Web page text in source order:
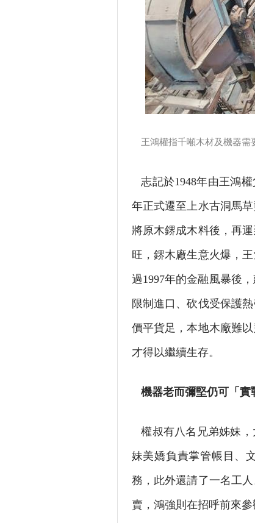
王鴻權指千噸木材及機器需
志記於1948年由王鴻
年正式遷至上水古洞馬
將原木鎅成木料後，再
旺，鎅木廠生意火爆，
過1997年的金融風暴後
限制進口、砍伐受保護
價平貨足，本地木廠難
才得以繼續生存。
機器老而彌堅仍可「實
權叔有八名兄弟姊妹，
妹美嬌負責掌管帳目、
務，此外還請了一名工
賣，鴻強則在招呼前來